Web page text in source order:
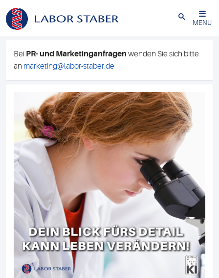
Schließen
MENU
Bei PR- und Marketinganfragen wenden Sie sich bitte
an marketing@labor-staber.de